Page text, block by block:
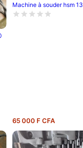
Machine à souder hsm 13
65 000 F CFA